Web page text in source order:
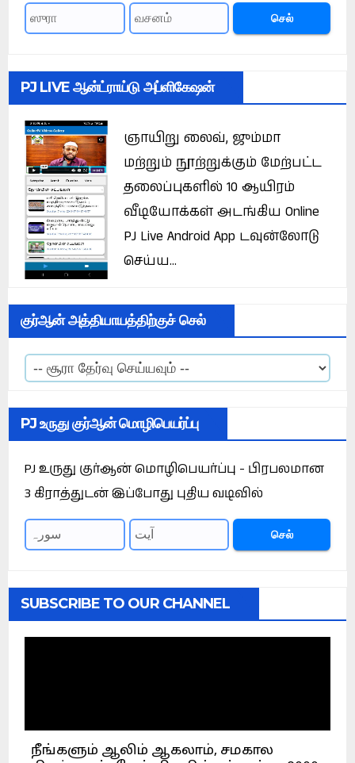
செல்
PJ LIVE ஆன்ட்ராய்டு அப்ளிகேஷன்
ஞாயிறு லைவ், ஜும்மா
மற்றும் நூற்றுக்கும் மேற்பட்ட
தலைப்புகளில் 10 ஆயிரம்
வீடியோக்கள் அடங்கிய Online
PJ Live Android App டவுன்லோடு
செய்ய...
குர்ஆன் அத்தியாயத்திற்குச் செல்
PJ உருது குர்ஆன் மொழிபெயர்ப்பு
PJ உருது குர்ஆன் மொழிபெயர்ப்பு - பிரபலமான
3 கிராத்துடன் இப்போது புதிய வடிவில்
செல்
SUBSCRIBE TO OUR CHANNEL